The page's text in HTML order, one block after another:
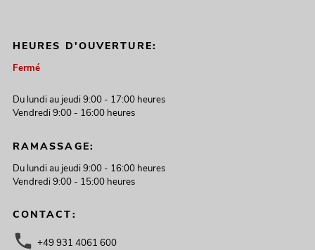
HEURES D'OUVERTURE:
Fermé
Du lundi au jeudi 9:00 - 17:00 heures
Vendredi 9:00 - 16:00 heures
RAMASSAGE:
Du lundi au jeudi 9:00 - 16:00 heures
Vendredi 9:00 - 15:00 heures
CONTACT:
+49 931 4061 600